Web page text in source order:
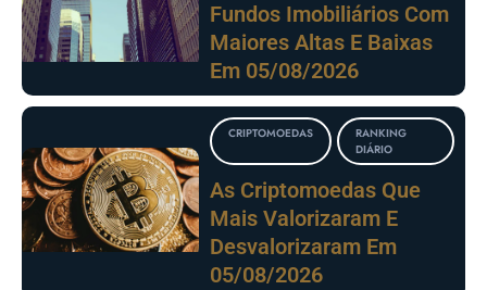
Fundos Imobiliários Com
Maiores Altas E Baixas
Em 05/08/2026
CRIPTOMOEDAS
RANKING
DIÁRIO
As Criptomoedas Que
Mais Valorizaram E
Desvalorizaram Em
05/08/2026